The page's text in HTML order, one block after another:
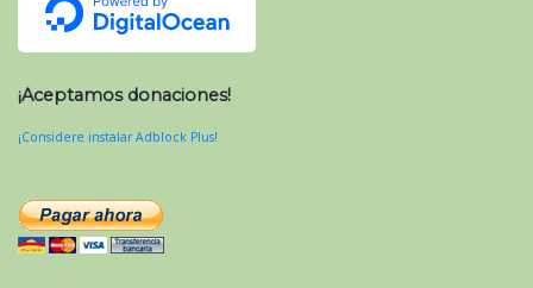
¡Aceptamos donaciones!
¡Considere instalar Adblock Plus!